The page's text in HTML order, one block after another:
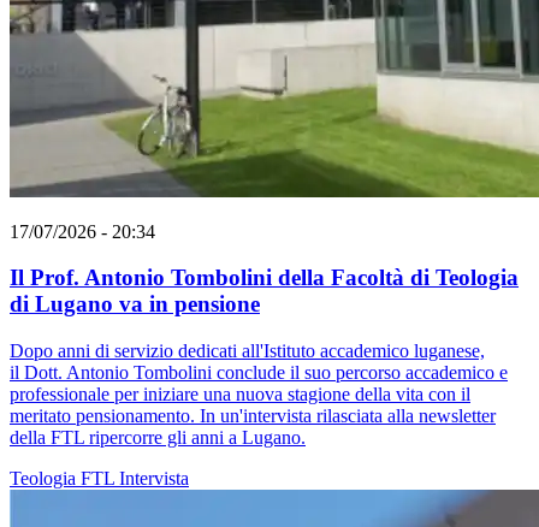
17/07/2026 - 20:34
Il Prof. Antonio Tombolini della Facoltà di Teologia
di Lugano va in pensione
Dopo anni di servizio dedicati all'Istituto accademico luganese,
il Dott. Antonio Tombolini conclude il suo percorso accademico e
professionale per iniziare una nuova stagione della vita con il
meritato pensionamento. In un'intervista rilasciata alla newsletter
della FTL ripercorre gli anni a Lugano.
Teologia FTL Intervista